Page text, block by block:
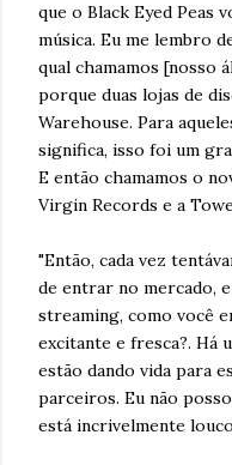
que o Black Eyed Peas
música. Eu me lembro
qual chamamos [nosso
porque duas lojas de
Warehouse. Para
significa, isso foi um
E então chamamos o
Virgin Records e a
"Então, cada vez
de entrar no mercado,
streaming, como você
excitante e fresca?. Há
estão dando vida para
parceiros. Eu não
está incrivelmente